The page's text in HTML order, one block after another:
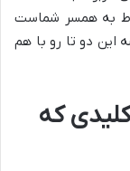
به همسر شماست
این دو تا رو با هم
که